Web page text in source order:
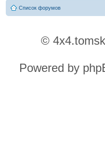
Список форумов
©
Powered by